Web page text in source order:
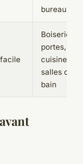
bureaux
Boiseries,
portes,
cuisines,
salles de
bain